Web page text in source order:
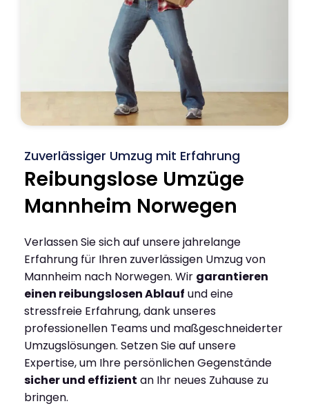
Zuverlässiger Umzug mit Erfahrung
Reibungslose Umzüge
Mannheim Norwegen
Verlassen Sie sich auf unsere jahrelange
Erfahrung für Ihren zuverlässigen Umzug von
Mannheim nach Norwegen. Wir garantieren
einen reibungslosen Ablauf und eine
stressfreie Erfahrung, dank unseres
professionellen Teams und maßgeschneiderter
Umzugslösungen. Setzen Sie auf unsere
Expertise, um Ihre persönlichen Gegenstände
sicher und effizient an Ihr neues Zuhause zu
bringen.